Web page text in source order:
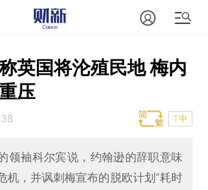
英国将沦殖民地 梅内
压
T中
领袖科尔宾说，约翰逊的辞职意味
机，并讽刺梅宣布的脱欧计划“耗时